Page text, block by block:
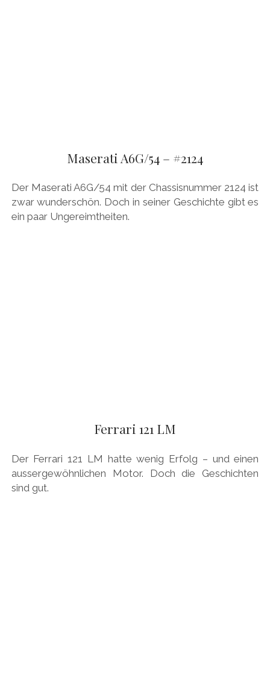
Maserati A6G/54 – #2124
Der Maserati A6G/54 mit der Chassisnummer 2124 ist
zwar wunderschön. Doch in seiner Geschichte gibt es
ein paar Ungereimtheiten.
Ferrari 121 LM
Der Ferrari 121 LM hatte wenig Erfolg – und einen
aussergewöhnlichen Motor. Doch die Geschichten
sind gut.